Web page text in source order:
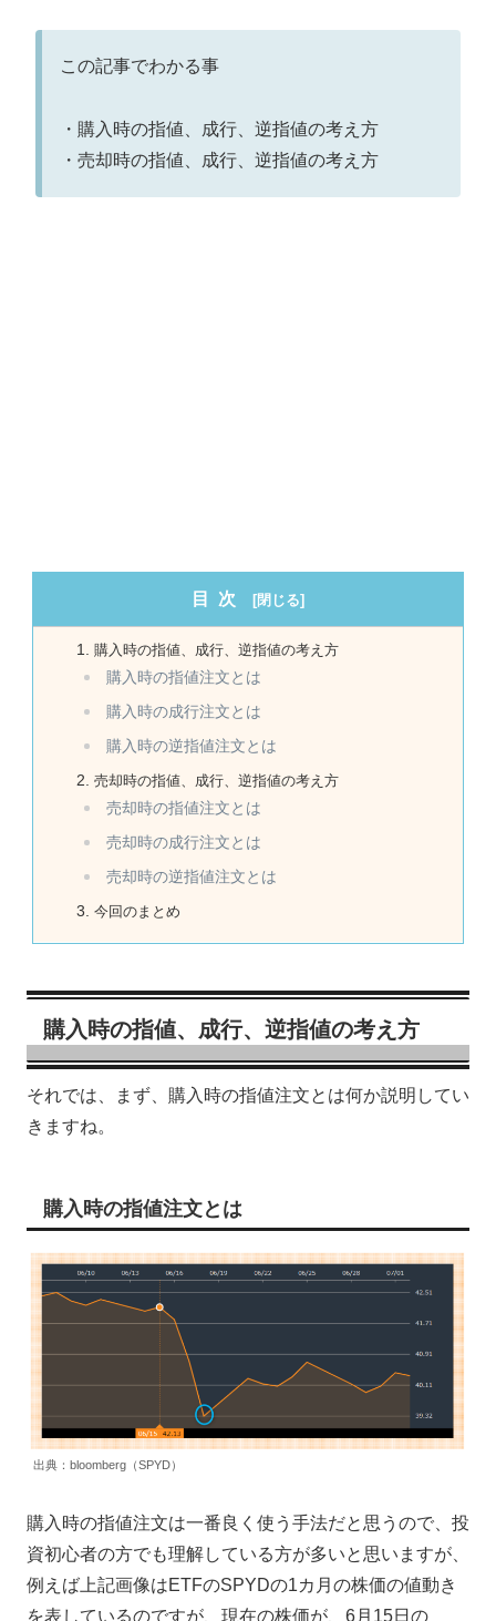
この記事でわかる事
・購入時の指値、成行、逆指値の考え方
・売却時の指値、成行、逆指値の考え方
目次
購入時の指値、成行、逆指値の考え方
購入時の指値注文とは
購入時の成行注文とは
購入時の逆指値注文とは
売却時の指値、成行、逆指値の考え方
売却時の指値注文とは
売却時の成行注文とは
売却時の逆指値注文とは
今回のまとめ
購入時の指値、成行、逆指値の考え方
それでは、まず、購入時の指値注文とは何か説明してい
きますね。
購入時の指値注文とは
出典：bloomberg（SPYD）
購入時の指値注文は一番良く使う手法だと思うので、投
資初心者の方でも理解している方が多いと思いますが、
例えば上記画像はETFのSPYDの1カ月の株価の値動き
を表しているのですが、現在の株価が、6月15日の